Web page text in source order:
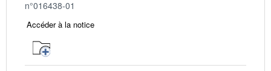
n°016438-01
Accéder à la notice